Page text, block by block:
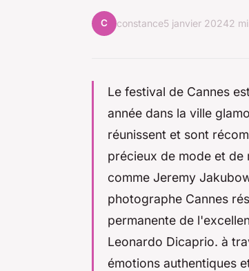
C constance5 janvier 20242
Le festival de Cannes
année dans la ville
réunissent et sont
précieux de mode et de
comme Jeremy
photographe Cannes
permanente de
Leonardo Dicaprio. à
émotions authentiques